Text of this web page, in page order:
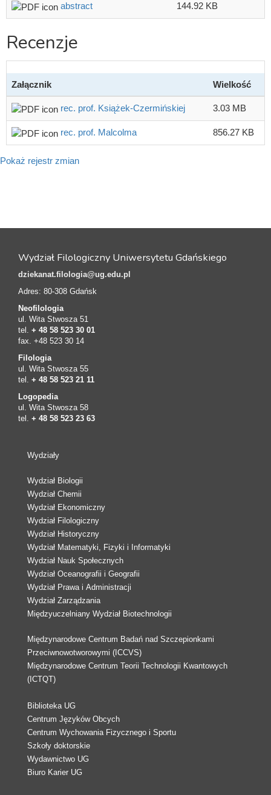
abstract 144.92 KB
Recenzje
Załącznik Wielkość
rec. prof. Książek-Czermińskiej 3.03 MB
rec. prof. Malcolma 856.27 KB
Pokaż rejestr zmian
Wydział Filologiczny Uniwersytetu Gdańskiego
dziekanat.filologia@ug.edu.pl
Adres: 80-308 Gdańsk
Neofilologia
ul. Wita Stwosza 51
tel. + 48 58 523 30 01
fax. +48 523 30 14
Filologia
ul. Wita Stwosza 55
tel. + 48 58 523 21 11
Logopedia
ul. Wita Stwosza 58
tel. + 48 58 523 23 63
Wydziały
Wydział Biologii
Wydział Chemii
Wydział Ekonomiczny
Wydział Filologiczny
Wydział Historyczny
Wydział Matematyki, Fizyki i Informatyki
Wydział Nauk Społecznych
Wydział Oceanografii i Geografii
Wydział Prawa i Administracji
Wydział Zarządzania
Międzyuczelniany Wydział Biotechnologii
Międzynarodowe Centrum Badań nad Szczepionkami
Przeciwnowotworowymi (ICCVS)
Międzynarodowe Centrum Teorii Technologii Kwantowych
(ICTQT)
Biblioteka UG
Centrum Języków Obcych
Centrum Wychowania Fizycznego i Sportu
Szkoły doktorskie
Wydawnictwo UG
Biuro Karier UG